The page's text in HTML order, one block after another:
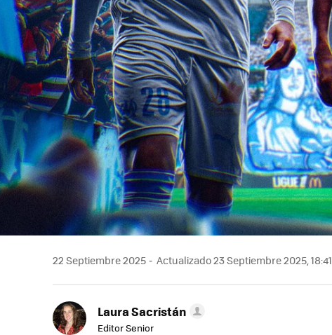
22 Septiembre 2025 Actualizado 23 Septiembre 2025, 18:41
Laura Sacristán
Editor Senior